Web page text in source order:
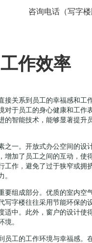
咨询电话（写字
作效率
关系到员工的幸福感和工
于员工的身心健康和工作
智能技术，能够显著提升
一。开放式办公空间的设
加了员工之间的互动，使
作，避免了过于狭窄或拥
组成部分。优质的室内空
字楼往往采用节能环保的
中。此外，窗户的设计使
。
员工的工作环境与幸福感。